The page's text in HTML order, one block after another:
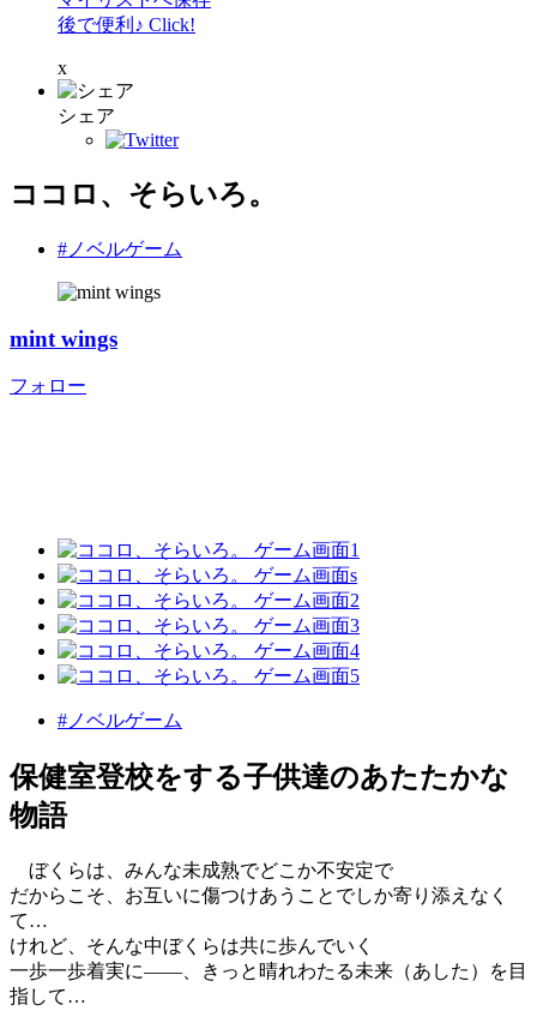
後で便利♪ Click!
x
シェア
ココロ、そらいろ。
#ノベルゲーム
mint wings
フォロー
#ノベルゲーム
保健室登校をする子供達のあたたかな
物語
ぼくらは、みんな未成熟でどこか不安定で
だからこそ、お互いに傷つけあうことでしか寄り添えなく
て…
けれど、そんな中ぼくらは共に歩んでいく
一歩一歩着実に――、きっと晴れわたる未来（あした）を目
指して…